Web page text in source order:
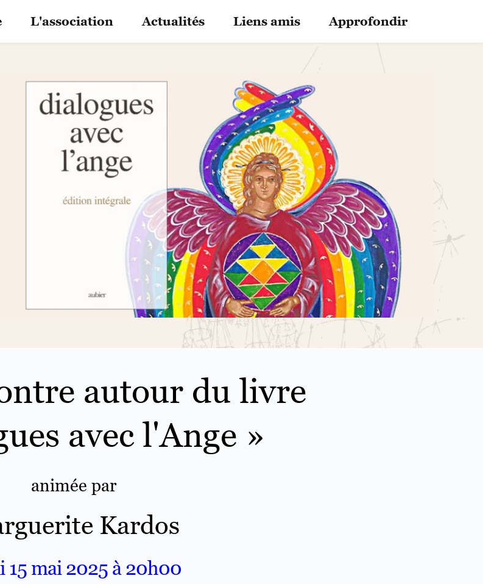
L'association Actualités Liens amis Approfondir
autour du livre
avec l'Ange »
animée par
Kardos
15 mai 2025 à 20h00